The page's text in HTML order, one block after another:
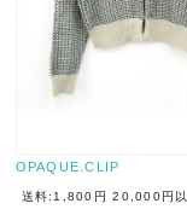
OPAQUE.CLIP
送料:1,800円 20,000円